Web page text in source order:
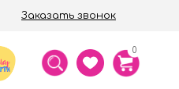
Заказать звонок
0